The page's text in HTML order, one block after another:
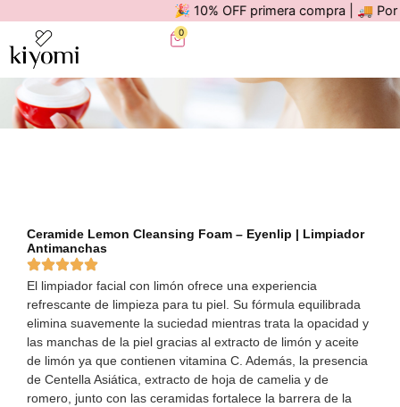
🎉 10% OFF primera compra | 🚚 Por
0
Ceramide Lemon Cleansing Foam – Eyenlip | Limpiador
Antimanchas
El limpiador facial con limón ofrece una experiencia
refrescante de limpieza para tu piel. Su fórmula equilibrada
elimina suavemente la suciedad mientras trata la opacidad y
las manchas de la piel gracias al extracto de limón y aceite
de limón ya que contienen vitamina C. Además, la presencia
de Centella Asiática, extracto de hoja de camelia y de
romero, junto con las ceramidas fortalece la barrera de la